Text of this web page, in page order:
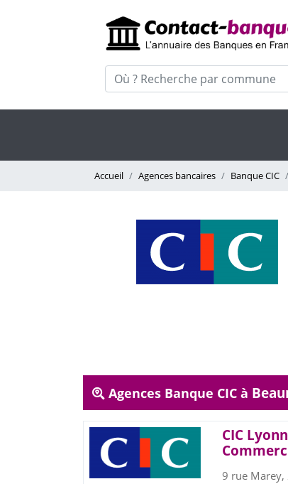
Accueil Agences bancaires Banque CIC
Agences Banque CIC à
CIC
9 rue Marey,